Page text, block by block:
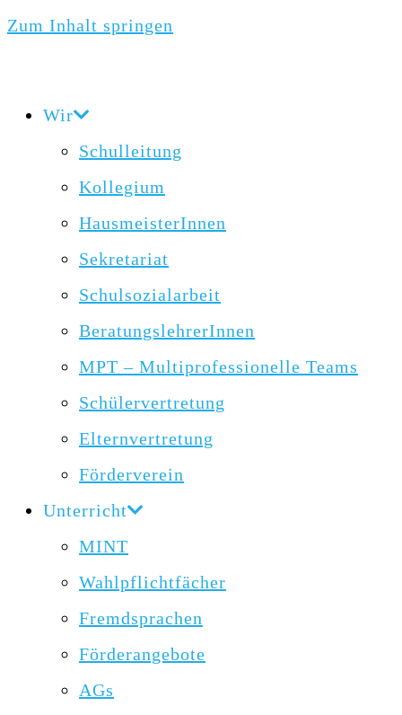
Zum Inhalt springen
Wir
Schulleitung
Kollegium
HausmeisterInnen
Sekretariat
Schulsozialarbeit
BeratungslehrerInnen
MPT – Multiprofessionelle Teams
Schülervertretung
Elternvertretung
Förderverein
Unterricht
MINT
Wahlpflichtfächer
Fremdsprachen
Förderangebote
AGs